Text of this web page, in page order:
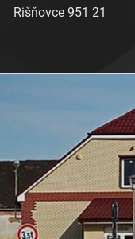
Rišňovce 951 21